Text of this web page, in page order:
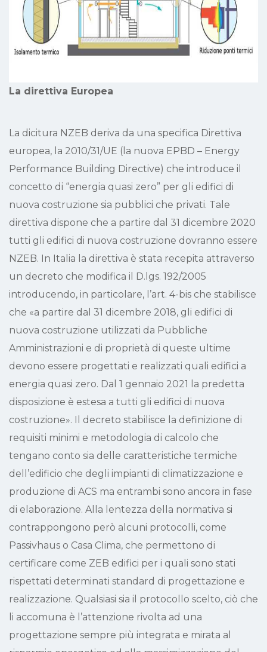
La direttiva Europea
La dicitura NZEB deriva da una specifica Direttiva
europea, la 2010/31/UE (la nuova EPBD – Energy
Performance Building Directive) che introduce il
concetto di “energia quasi zero” per gli edifici di
nuova costruzione sia pubblici che privati. Tale
direttiva dispone che a partire dal 31 dicembre 2020
tutti gli edifici di nuova costruzione dovranno essere
NZEB. In Italia la direttiva è stata recepita attraverso
un decreto che modifica il D.lgs. 192/2005
introducendo, in particolare, l’art. 4-bis che stabilisce
che «a partire dal 31 dicembre 2018, gli edifici di
nuova costruzione utilizzati da Pubbliche
Amministrazioni e di proprietà di queste ultime
devono essere progettati e realizzati quali edifici a
energia quasi zero. Dal 1 gennaio 2021 la predetta
disposizione è estesa a tutti gli edifici di nuova
costruzione». Il decreto stabilisce la definizione di
requisiti minimi e metodologia di calcolo che
tengano conto sia delle caratteristiche termiche
dell’edificio che degli impianti di climatizzazione e
produzione di ACS ma entrambi sono ancora in fase
di elaborazione. Alla lentezza della normativa si
contrappongono però alcuni protocolli, come
Passivhaus o Casa Clima, che permettono di
certificare come ZEB edifici per i quali sono stati
rispettati determinati standard di progettazione e
realizzazione. Qualsiasi sia il protocollo scelto, ciò che
li accomuna è l’attenzione rivolta ad una
progettazione sempre più integrata e mirata al